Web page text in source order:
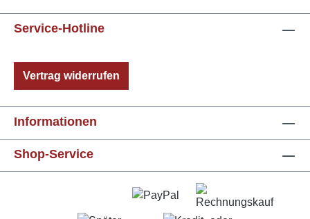
Service-Hotline
Vertrag widerrufen
Informationen
Shop-Service